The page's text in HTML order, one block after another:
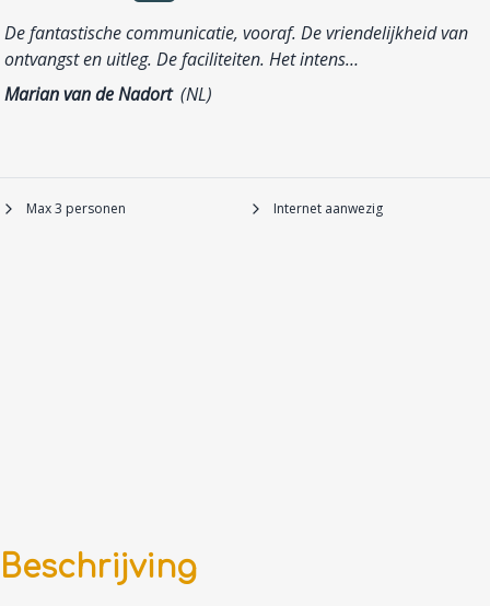
Beschrijving
De fantastische communicatie, vooraf. De vriendelijkheid van
ontvangst en uitleg. De faciliteiten. Het intens…
Marian van de Nadort (NL)
Max 3 personen Internet aanwezig